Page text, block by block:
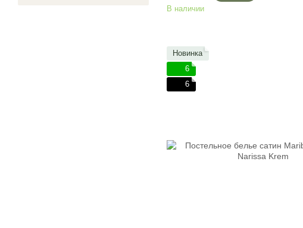
В наличии
Новинка
6
6